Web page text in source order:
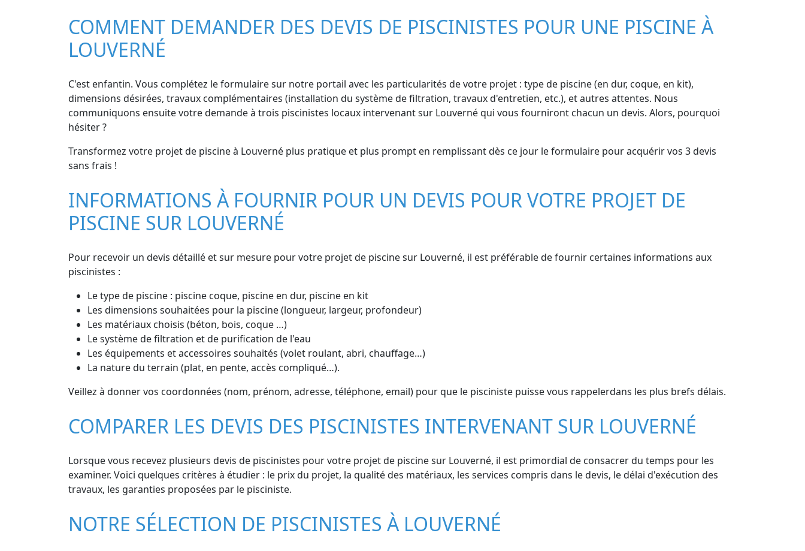
COMMENT DEMANDER DES DEVIS DE PISCINISTES POUR UNE PISCINE À
LOUVERNÉ
C'est enfantin. Vous complétez le formulaire sur notre portail avec les particularités de votre projet : type de piscine (en dur, coque, en kit),
dimensions désirées, travaux complémentaires (installation du système de filtration, travaux d'entretien, etc.), et autres attentes. Nous
communiquons ensuite votre demande à trois piscinistes locaux intervenant sur Louverné qui vous fourniront chacun un devis. Alors, pourquoi
hésiter ?
Transformez votre projet de piscine à Louverné plus pratique et plus prompt en remplissant dès ce jour le formulaire pour acquérir vos 3 devis
sans frais !
INFORMATIONS À FOURNIR POUR UN DEVIS POUR VOTRE PROJET DE
PISCINE SUR LOUVERNÉ
Pour recevoir un devis détaillé et sur mesure pour votre projet de piscine sur Louverné, il est préférable de fournir certaines informations aux
piscinistes :
Le type de piscine : piscine coque, piscine en dur, piscine en kit
Les dimensions souhaitées pour la piscine (longueur, largeur, profondeur)
Les matériaux choisis (béton, bois, coque …)
Le système de filtration et de purification de l'eau
Les équipements et accessoires souhaités (volet roulant, abri, chauffage…)
La nature du terrain (plat, en pente, accès compliqué…).
Veillez à donner vos coordonnées (nom, prénom, adresse, téléphone, email) pour que le pisciniste puisse vous rappelerdans les plus brefs délais.
COMPARER LES DEVIS DES PISCINISTES INTERVENANT SUR LOUVERNÉ
Lorsque vous recevez plusieurs devis de piscinistes pour votre projet de piscine sur Louverné, il est primordial de consacrer du temps pour les
examiner. Voici quelques critères à étudier : le prix du projet, la qualité des matériaux, les services compris dans le devis, le délai d'exécution des
travaux, les garanties proposées par le pisciniste.
NOTRE SÉLECTION DE PISCINISTES À LOUVERNÉ